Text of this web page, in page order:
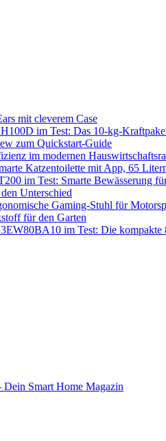
mit cleverem Case
im Test: Das 10-kg-
zum Quickstart-Guide
im modernen
Katzentoilette mit App, 65
im Test: Smarte Bewässerung
Unterschied
Gaming-Stuhl für
für den Garten
im Test: Die